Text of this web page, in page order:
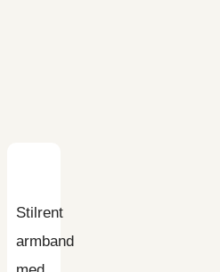
Stilrent
armband